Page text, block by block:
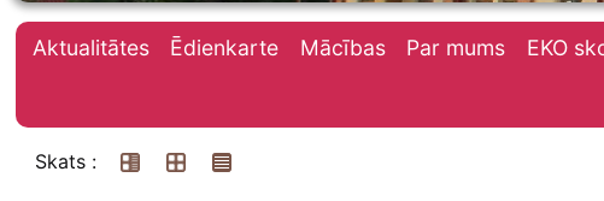
Aktualitātes Ēdienkarte Mācības Par mums EKO
Skats :